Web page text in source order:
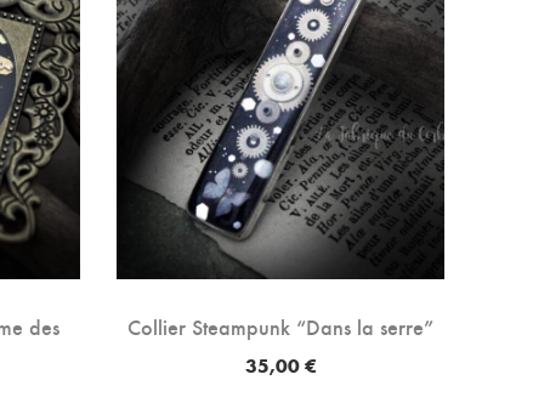
des
Collier Steampunk “Dans la serre”
35,00€